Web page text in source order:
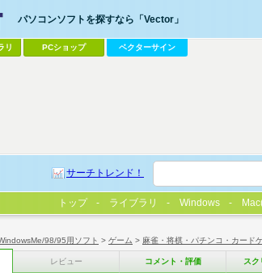
98/95用ソフト > ゲーム > 麻雀・将棋・パチンコ・カード
レビュー コメント・評価 スク
パソコンソフトを探すなら「Vector」
リ PCショップ ベクターサイン
サーチトレンド！
トップ ライブラリ Windows